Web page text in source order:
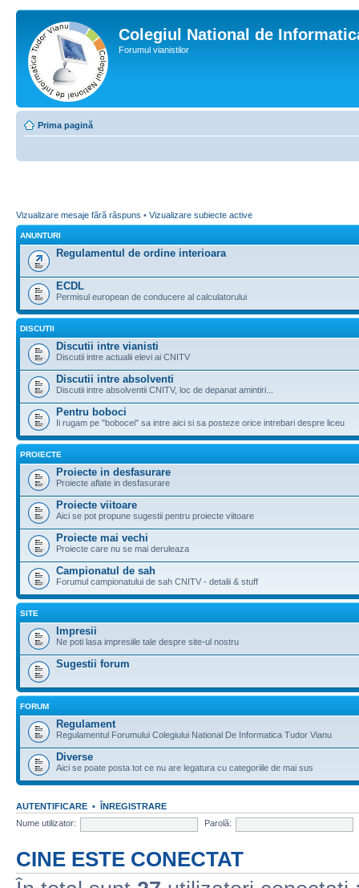
Colegiul National de
Forumul vianistilor
Prima pagină
Vizualizare mesaje fără răspuns • Vizualizare subiecte active
ANUNTURI
Regulamentul de ordine interioara
ECDL
Permisul european de conducere al calculatorului
DISCUTII
Discutii intre vianisti
Discutii intre actualii elevi ai CNITV
Discutii intre absolventi
Discutii intre absolventii CNITV, loc de depanat amintiri...
Pentru boboci
Ii rugam pe "bobocei" sa intre aici si sa posteze orice intrebari despre liceu
PROIECTE
Proiecte in desfasurare
Proiecte aflate in desfasurare
Proiecte viitoare
Aici se pot propune sugestii pentru proiecte viitoare
Proiecte mai vechi
Proiecte care nu se mai deruleaza
Campionatul de sah
Forumul campionatului de sah CNITV - detalii & stuff
SITE
Impresii
Ne poti lasa impresiile tale despre site-ul nostru
Sugestii forum
FORUM
Regulament
Regulamentul Forumului Colegiului National De Informatica Tudor Vianu
Diverse
Aici se poate posta tot ce nu are legatura cu categoriile de mai sus
AUTENTIFICARE • ÎNREGISTRARE
Nume utilizator:
Parolă:
CINE ESTE CONECTAT